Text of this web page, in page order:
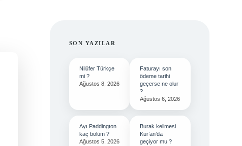
SIDEBAR
SON YAZILAR
Nilüfer Türkçe
mi ?
Ağustos 8, 2026
Faturayı son
ödeme tarihi
geçerse ne olur
?
Ağustos 6, 2026
Ayı Paddington
kaç bölüm ?
Ağustos 5, 2026
Burak kelimesi
Kur’an’da
geçiyor mu ?